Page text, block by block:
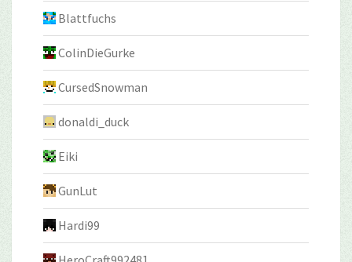
Blattfuchs
ColinDieGurke
CursedSnowman
donaldi_duck
Eiki
GunLut
Hardi99